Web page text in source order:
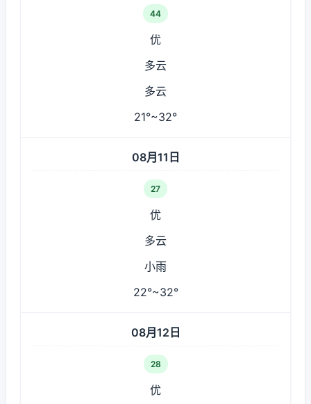
44
优
多云
多云
21°~32°
08月11日
27
优
多云
小雨
22°~32°
08月12日
28
优